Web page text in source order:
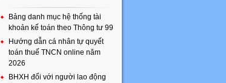
Bảng danh mục hệ thống tài
khoản kế toán theo Thông tư 99
Hướng dẫn cá nhân tự quyết
toán thuế TNCN online năm
2026
BHXH đối với người lao động